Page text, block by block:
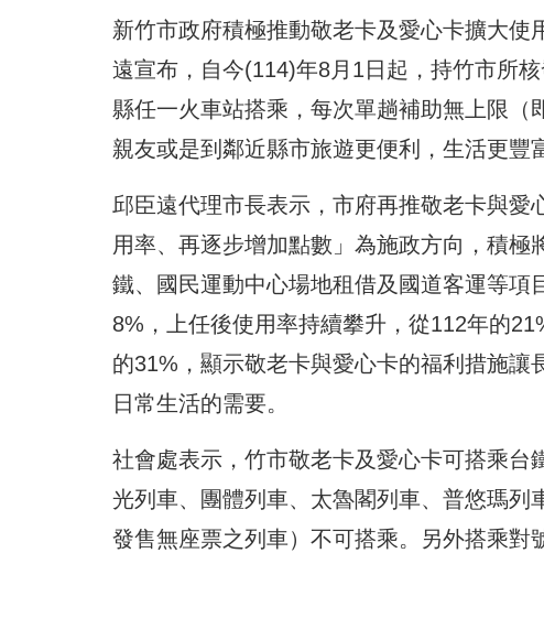
新竹市政府積極推動敬老卡及愛心卡擴大
遠宣布，自今(114)年8月1日起，持竹市所
縣任一火車站搭乘，每次單趟補助無上限
親友或是到鄰近縣市旅遊更便利，生活更豐
邱臣遠代理市長表示，市府再推敬老卡與
用率、再逐步增加點數」為施政方向，積
鐵、國民運動中心場地租借及國道客運等
8%，上任後使用率持續攀升，從112年的
的31%，顯示敬老卡與愛心卡的福利措施
日常生活的需要。
社會處表示，竹市敬老卡及愛心卡可搭乘
光列車、團體列車、太魯閣列車、普悠瑪
發售無座票之列車）不可搭乘。另外搭乘對